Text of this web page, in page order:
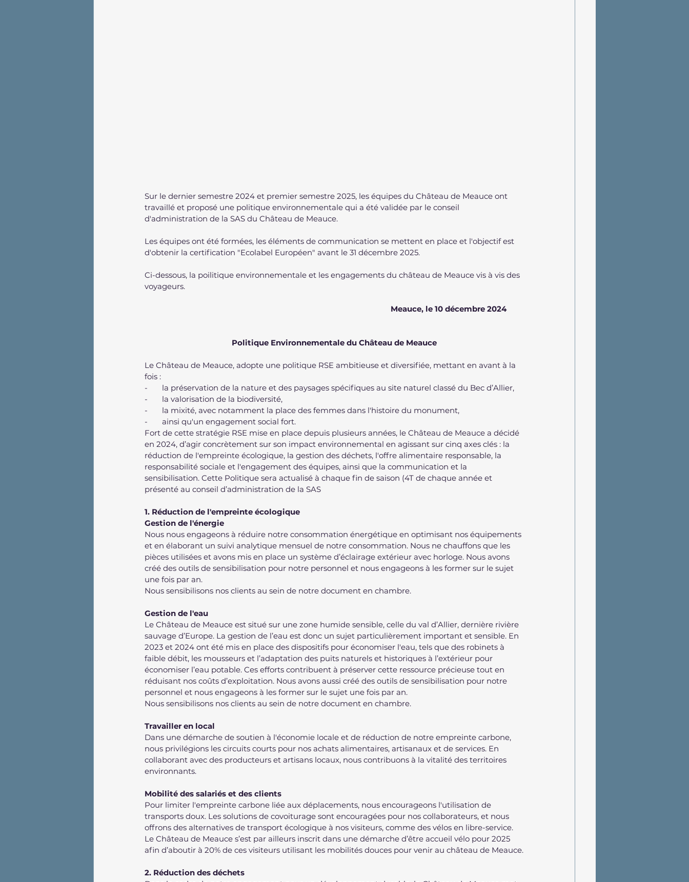
Sur le dernier semestre 2024 et premier semestre 2025, les équipes du Château de Meauce ont
travaillé et proposé une politique environnementale qui a été validée par le conseil
d'administration de la SAS du Château de Meauce.
Les équipes ont été formées, les éléments de communication se mettent en place et l'objectif est
d'obtenir la certification "Ecolabel Européen" avant le 31 décembre 2025.
Ci-dessous, la poilitique environnementale et les engagements du château de Meauce vis à vis des
voyageurs.
												Meauce, le 10 décembre 2024
Politique Environnementale du Château de Meauce
Le Château de Meauce, adopte une politique RSE ambitieuse et diversifiée, mettant en avant à la
fois :
-       la préservation de la nature et des paysages spécifiques au site naturel classé du Bec d’Allier,
-       la valorisation de la biodiversité,
-       la mixité, avec notamment la place des femmes dans l'histoire du monument,
-       ainsi qu'un engagement social fort.
Fort de cette stratégie RSE mise en place depuis plusieurs années, le Château de Meauce a décidé
en 2024, d’agir concrètement sur son impact environnemental en agissant sur cinq axes clés : la
réduction de l'empreinte écologique, la gestion des déchets, l'offre alimentaire responsable, la
responsabilité sociale et l'engagement des équipes, ainsi que la communication et la
sensibilisation. Cette Politique sera actualisé à chaque fin de saison (4T de chaque année et
présenté au conseil d’administration de la SAS
1. Réduction de l'empreinte écologique
Gestion de l'énergie
Nous nous engageons à réduire notre consommation énergétique en optimisant nos équipements
et en élaborant un suivi analytique mensuel de notre consommation. Nous ne chauffons que les
pièces utilisées et avons mis en place un système d’éclairage extérieur avec horloge. Nous avons
créé des outils de sensibilisation pour notre personnel et nous engageons à les former sur le sujet
une fois par an.
Nous sensibilisons nos clients au sein de notre document en chambre.
Gestion de l'eau
Le Château de Meauce est situé sur une zone humide sensible, celle du val d’Allier, dernière rivière
sauvage d’Europe. La gestion de l’eau est donc un sujet particulièrement important et sensible. En
2023 et 2024 ont été mis en place des dispositifs pour économiser l'eau, tels que des robinets à
faible débit, les mousseurs et l’adaptation des puits naturels et historiques à l’extérieur pour
économiser l’eau potable. Ces efforts contribuent à préserver cette ressource précieuse tout en
réduisant nos coûts d’exploitation. Nous avons aussi créé des outils de sensibilisation pour notre
personnel et nous engageons à les former sur le sujet une fois par an.
Nous sensibilisons nos clients au sein de notre document en chambre.
Travailler en local
Dans une démarche de soutien à l'économie locale et de réduction de notre empreinte carbone,
nous privilégions les circuits courts pour nos achats alimentaires, artisanaux et de services. En
collaborant avec des producteurs et artisans locaux, nous contribuons à la vitalité des territoires
environnants.
Mobilité des salariés et des clients
Pour limiter l'empreinte carbone liée aux déplacements, nous encourageons l'utilisation de
transports doux. Les solutions de covoiturage sont encouragées pour nos collaborateurs, et nous
offrons des alternatives de transport écologique à nos visiteurs, comme des vélos en libre-service.
Le Château de Meauce s’est par ailleurs inscrit dans une démarche d’être accueil vélo pour 2025
afin d’aboutir à 20% de ces visiteurs utilisant les mobilités douces pour venir au château de Meauce.
2. Réduction des déchets